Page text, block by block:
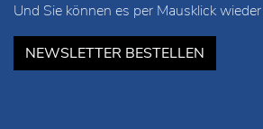
Und Sie können es per Mausklick
NEWSLETTER BESTELLEN